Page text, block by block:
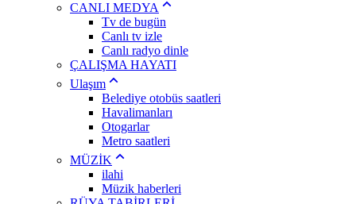
CANLI MEDYA
Tv de bugün
Canlı tv izle
Canlı radyo dinle
ÇALIŞMA HAYATI
Ulaşım
Belediye otobüs saatleri
Havalimanları
Otogarlar
Metro saatleri
MÜZİK
ilahi
Müzik haberleri